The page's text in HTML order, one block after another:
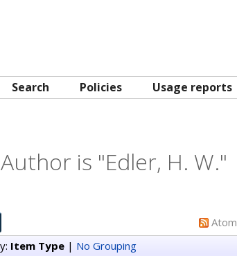
Search Policies Usage reports
is "Edler, H. W."
Atom
Item Type| No Grouping